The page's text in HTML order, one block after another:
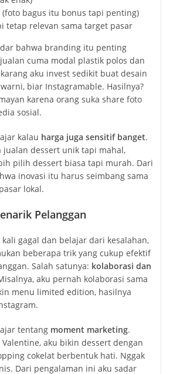
(foto bagus itu bonus tapi penting)
tetap relevan sama target pasar
bahwa branding itu penting
cuma modal plastik polos dan
aku invest sedikit buat desain
biar Instagramable. Hasilnya?
karena orang suka share foto
sosial.
kalau harga juga sensitif banget.
jualan dessert unik tapi mahal,
pilih dessert biasa tapi murah. Dari
inovasi itu harus seimbang sama
lokal.
Pelanggan
gagal dan belajar dari kesalahan,
beberapa trik yang cukup efektif
Salah satunya: kolaborasi dan
aku pernah kolaborasi sama
menu limited edition, hasilnya
tentang moment marketing.
Valentine, aku bikin dessert dengan
cokelat berbentuk hati. Nggak
Dari pengalaman ini aku sadar